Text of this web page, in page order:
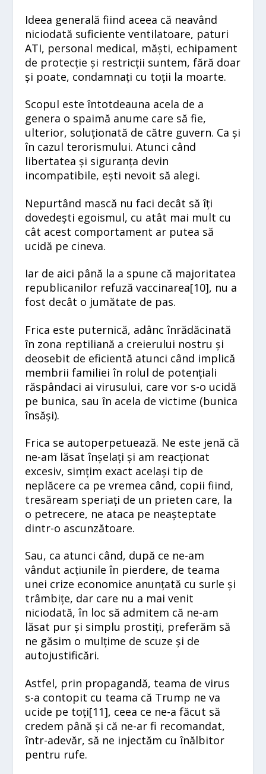
Ideea generală fiind aceea că neavând
niciodată suficiente ventilatoare, paturi
ATI, personal medical, măști, echipament
de protecție și restricții suntem, fără doar
și poate, condamnați cu toții la moarte.
Scopul este întotdeauna acela de a
genera o spaimă anume care să fie,
ulterior, soluționată de către guvern. Ca și
în cazul terorismului. Atunci când
libertatea și siguranța devin
incompatibile, ești nevoit să alegi.
Nepurtând mască nu faci decât să îți
dovedești egoismul, cu atât mai mult cu
cât acest comportament ar putea să
ucidă pe cineva.
Iar de aici până la a spune că majoritatea
republicanilor refuză vaccinarea[10], nu a
fost decât o jumătate de pas.
Frica este puternică, adânc înrădăcinată
în zona reptiliană a creierului nostru și
deosebit de eficientă atunci când implică
membrii familiei în rolul de potențiali
răspândaci ai virusului, care vor s-o ucidă
pe bunica, sau în acela de victime (bunica
însăși).
Frica se autoperpetuează. Ne este jenă că
ne-am lăsat înșelați și am reacționat
excesiv, simțim exact același tip de
neplăcere ca pe vremea când, copii fiind,
tresăream speriați de un prieten care, la
o petrecere, ne ataca pe neașteptate
dintr-o ascunzătoare.
Sau, ca atunci când, după ce ne-am
vândut acțiunile în pierdere, de teama
unei crize economice anunțată cu surle și
trâmbițe, dar care nu a mai venit
niciodată, în loc să admitem că ne-am
lăsat pur și simplu prostiți, preferăm să
ne găsim o mulțime de scuze și de
autojustificări.
Astfel, prin propagandă, teama de virus
s-a contopit cu teama că Trump ne va
ucide pe toți[11], ceea ce ne-a făcut să
credem până și că ne-ar fi recomandat,
într-adevăr, să ne injectăm cu înălbitor
pentru rufe.